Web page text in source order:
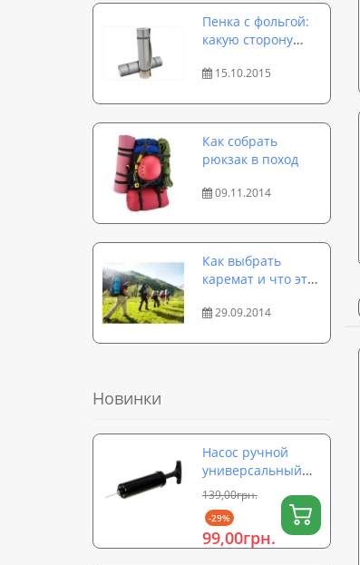
Пенка с фольгой:
какую сторону
важно ее
15.10.2015
Как собрать
рюкзак в поход
09.11.2014
Как выбрать
каремат и что это
29.09.2014
Новинки
Насос ручной
универсальный
для мячей,
надувных
изделий,
фитболов OSPORT
139,00грн.
-29%
99,00грн.